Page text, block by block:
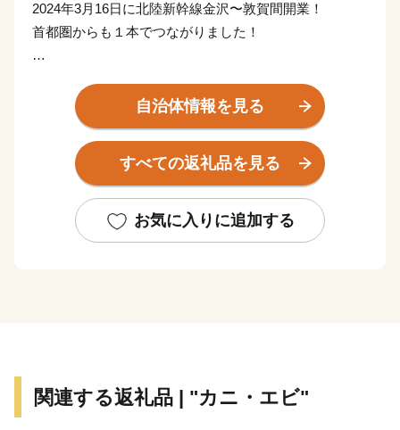
2024年3月16日に北陸新幹線金沢〜敦賀間開業！
首都圏からも１本でつながりました！
原」やラムサール条約湿地「中池見湿地」。
100年以上の歴史を誇り鉄道ファンの聖地ともされてい
る、衣掛山のループ線や山中隧道をはじめとする鉄道遺
産群。
日本最北限、甘さが自慢の「東浦みかん」。
”御食国”のルーツとして、食物の神・伊奢沙別神（いさ
詳しくは、下記ページをご覧ください。
自治体情報を見る
すべての返礼品を見る
お気に入りに追加する
関連する返礼品 | "カニ・エビ"